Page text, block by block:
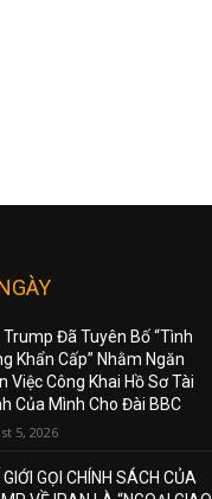
Trump Đã Tuyên Bố “Tình
Khẩn Cấp” Nhằm Ngăn
Việc Công Khai Hồ Sơ Tài
Của Mình Cho Đài BBC
5, 2026
GỌI CHÍNH SÁCH CỦA